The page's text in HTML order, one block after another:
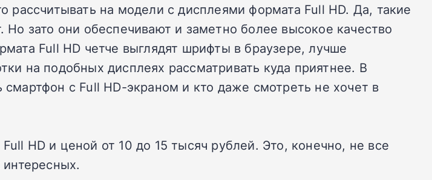
на модели с дисплеями формата Full HD. Да, такие
зато они обеспечивают и заметно более высокое качество
Full HD четче выглядят шрифты в браузере, лучше
на подобных дисплеях рассматривать куда приятнее. В
с Full HD-экраном и кто даже смотреть не хочет в
HD и ценой от 10 до 15 тысяч рублей. Это, конечно, не все